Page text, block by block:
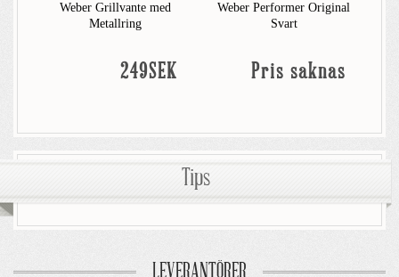
Weber Grillvante med
Metallring
249SEK
Weber Performer Original
Svart
Pris saknas
Tips
LEVERANTÖRER